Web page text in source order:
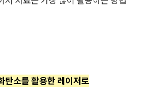
탄소를 활용한 레이저로